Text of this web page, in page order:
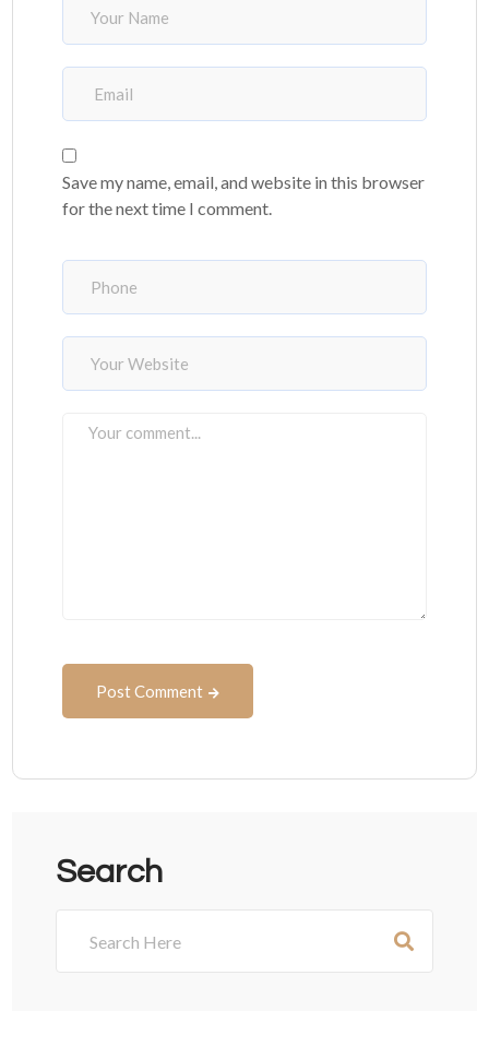
Save my name, email, and website in this browser
for the next time I comment.
Post Comment
Search